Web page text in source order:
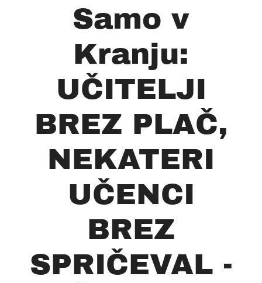
Samo v
Kranju:
UČITELJI
BREZ PLAČ,
NEKATERI
UČENCI
BREZ
SPRIČEVAL -